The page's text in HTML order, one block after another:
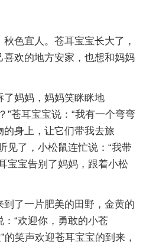
色宜人。苍耳宝宝长大了，
欢的地方安家，也想和妈妈
妈妈，妈妈笑眯眯地
”苍耳宝宝说：“我有一个弯弯
身上，让它们带我去旅
见了，小松鼠连忙说：“我带
宝宝告别了妈妈，跟着小松
了一片肥美的田野，金黄的
“欢迎你，勇敢的小苍
的笑声欢迎苍耳宝宝的到来，